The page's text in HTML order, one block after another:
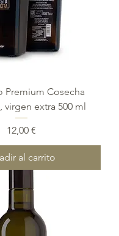
Premium Cosecha
virgen extra 500 ml
Precio
12,00 €
al carrito